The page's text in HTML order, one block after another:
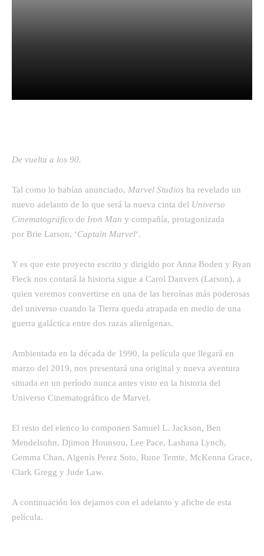
De vuelta a los 90.
Tal como lo habían anunciado, Marvel Studios ha revelado un
nuevo adelanto de lo que será la nueva cinta del Universo
Cinematográfico de Iron Man y compañía, protagonizada
por Brie Larson, ‘Captain Marvel‘.
Y es que este proyecto escrito y dirigido por Anna Boden y Ryan
Fleck nos contará la historia sigue a Carol Danvers (Larson), a
quien veremos convertirse en una de las heroínas más poderosas
del universo cuando la Tierra queda atrapada en medio de una
guerra galáctica entre dos razas alienígenas.
Ambientada en la década de 1990, la película que llegará en
marzo del 2019, nos presentará una original y nueva aventura
situada en un período nunca antes visto en la historia del
Universo Cinematográfico de Marvel.
El resto del elenco lo componen Samuel L. Jackson, Ben
Mendelsohn, Djimon Hounsou, Lee Pace, Lashana Lynch,
Gemma Chan, Algenis Perez Soto, Rune Temte, McKenna Grace,
Clark Gregg y Jude Law.
A continuación los dejamos con el adelanto y afiche de esta
película.